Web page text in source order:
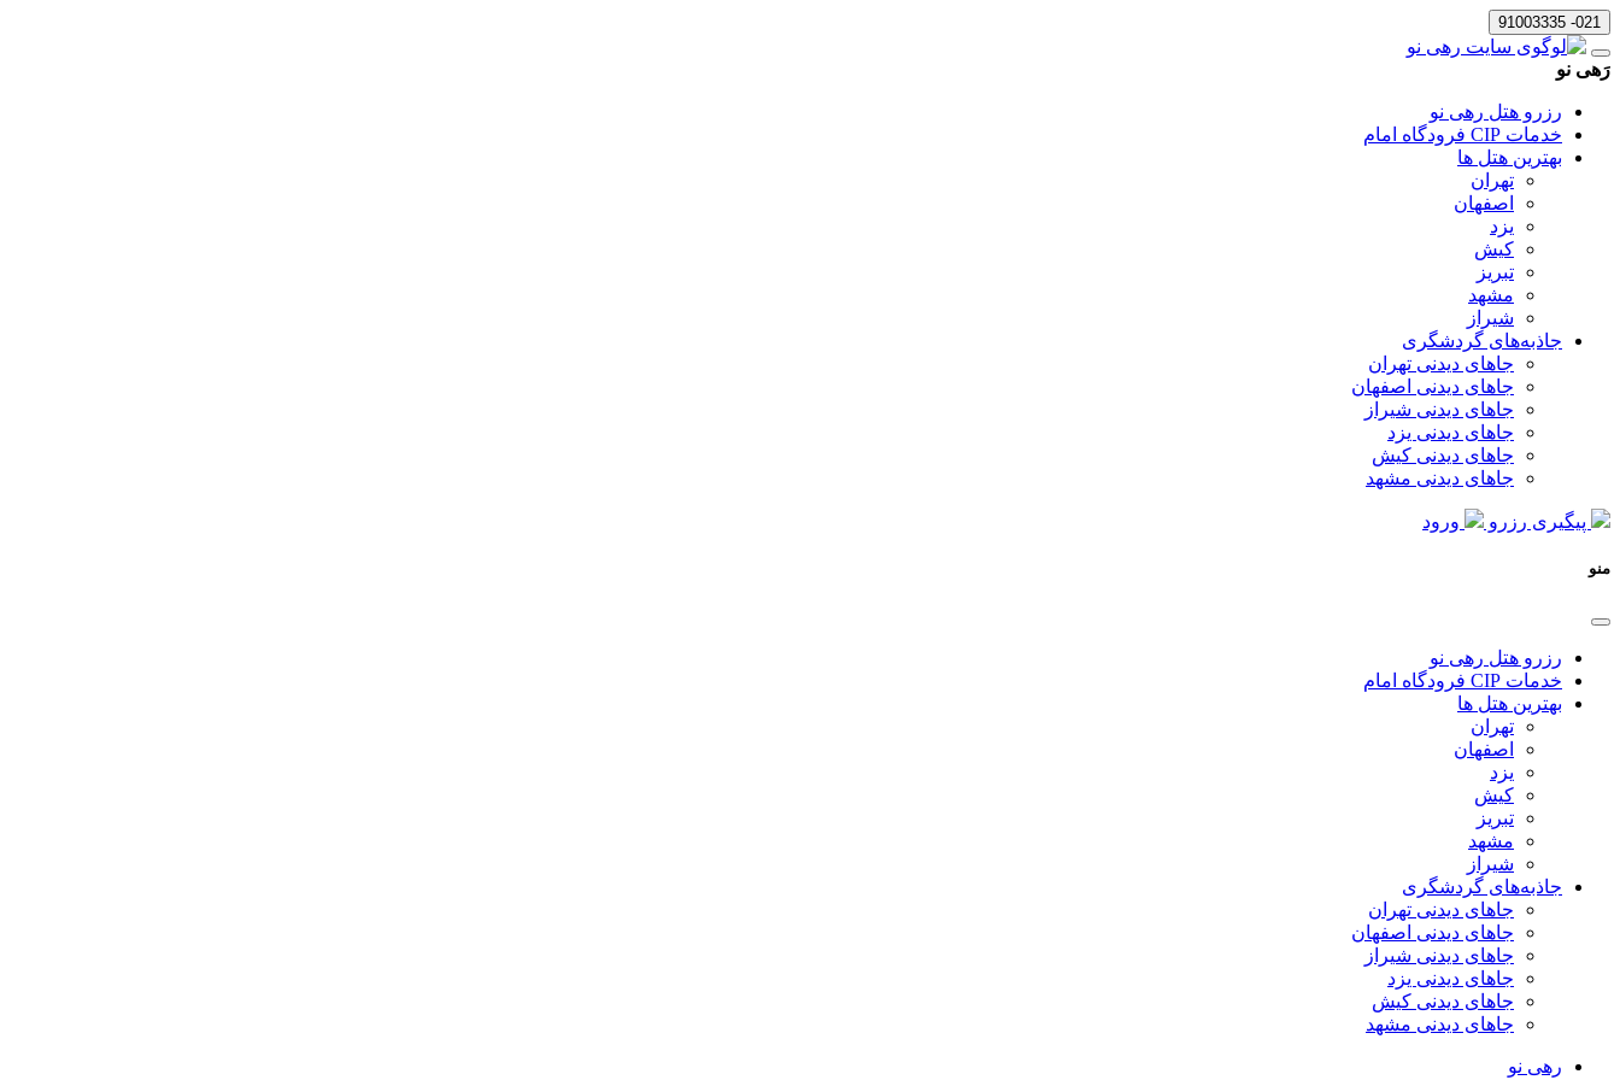
021- 91003335
رَهی نو
رزرو هتل رهی نو
خدمات CIP فرودگاه امام
بهترین هتل ها
تهران
اصفهان
یزد
کیش
تبریز
مشهد
شیراز
جاذبه‌های گردشگری
جاهای دیدنی تهران
جاهای دیدنی اصفهان
جاهای دیدنی شیراز
جاهای دیدنی یزد
جاهای دیدنی کیش
جاهای دیدنی مشهد
پیگیری رزرو ورود
منو
رزرو هتل رهی نو
خدمات CIP فرودگاه امام
بهترین هتل ها
تهران
اصفهان
یزد
کیش
تبریز
مشهد
شیراز
جاذبه‌های گردشگری
جاهای دیدنی تهران
جاهای دیدنی اصفهان
جاهای دیدنی شیراز
جاهای دیدنی یزد
جاهای دیدنی کیش
جاهای دیدنی مشهد
رهی نو